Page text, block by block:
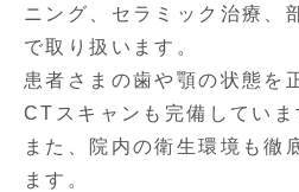
ニング、セラミック治療、
で取り扱います。
患者さまの歯や顎の状態を
CTスキャンも完備していま
また、院内の衛生環境も徹
ます。